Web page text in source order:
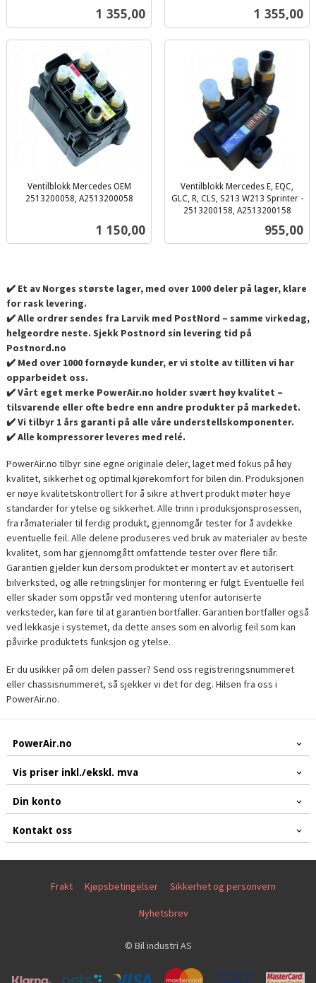
Pris
1 355,00 Pris
1 355,00
Ventilblokk Mercedes OEM
2513200058, A2513200058
Pris
1 150,00
Ventilblokk Mercedes E, EQC,
GLC, R, CLS, S213 W213 Sprinter -
2513200158, A2513200158
Pris
955,00
✔️ Et av Norges største lager, med over 1000 deler på lager, klare
for rask levering.
✔️ Alle ordrer sendes fra Larvik med PostNord – samme virkedag,
helgeordre neste. Sjekk Postnord sin levering tid på
Postnord.no
✔️ Med over 1000 fornøyde kunder, er vi stolte av tilliten vi har
opparbeidet oss.
✔️ Vårt eget merke PowerAir.no holder svært høy kvalitet –
tilsvarende eller ofte bedre enn andre produkter på markedet.
✔️ Vi tilbyr 1 års garanti på alle våre understellskomponenter.
✔️ Alle kompressorer leveres med relé.
PowerAir.no tilbyr sine egne originale deler, laget med fokus på høy
kvalitet, sikkerhet og optimal kjørekomfort for bilen din. Produksjonen
er nøye kvalitetskontrollert for å sikre at hvert produkt møter høye
standarder for ytelse og sikkerhet. Alle trinn i produksjonsprosessen,
fra råmaterialer til ferdig produkt, gjennomgår tester for å avdekke
eventuelle feil. Alle delene produseres ved bruk av materialer av beste
kvalitet, som har gjennomgått omfattende tester over flere tiår.
Garantien gjelder kun dersom produktet er montert av et autorisert
bilverksted, og alle retningslinjer for montering er fulgt. Eventuelle feil
eller skader som oppstår ved montering utenfor autoriserte
verksteder, kan føre til at garantien bortfaller. Garantien bortfaller også
ved lekkasje i systemet, da dette anses som en alvorlig feil som kan
påvirke produktets funksjon og ytelse.
Er du usikker på om delen passer? Send oss registreringsnummeret
eller chassisnummeret, så sjekker vi det for deg. Hilsen fra oss i
PowerAir.no.
PowerAir.no
Vis priser inkl./ekskl. mva
Din konto
Kontakt oss
Frakt Kjøpsbetingelser Sikkerhet og personvern
Nyhetsbrev
© Bil industri AS